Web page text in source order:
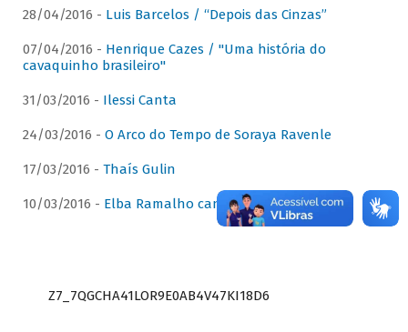
28/04/2016 - Luis Barcelos / “Depois das Cinzas”
07/04/2016 - Henrique Cazes / "Uma história do
cavaquinho brasileiro"
31/03/2016 - Ilessi Canta
24/03/2016 - O Arco do Tempo de Soraya Ravenle
17/03/2016 - Thaís Gulin
10/03/2016 - Elba Ramalho canta Dominguinhos
Z7_7QGCHA41LOR9E0AB4V47KI18D6